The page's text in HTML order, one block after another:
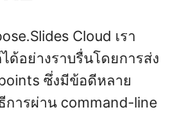
Cloud เรา
ด้อย่างราบรื่นโดยการส่ง
ซึ่งมีข้อดีหลาย
การผ่าน command-line